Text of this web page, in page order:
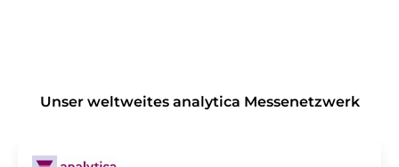
Unser weltweites analytica Messenetzwerk